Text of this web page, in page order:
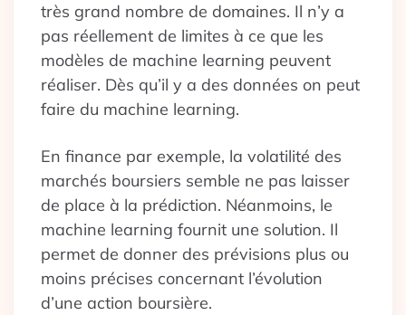
très grand nombre de domaines. Il n’y a
pas réellement de limites à ce que les
modèles de machine learning peuvent
réaliser. Dès qu’il y a des données on peut
faire du machine learning.
En finance par exemple, la volatilité des
marchés boursiers semble ne pas laisser
de place à la prédiction. Néanmoins, le
machine learning fournit une solution. Il
permet de donner des prévisions plus ou
moins précises concernant l’évolution
d’une action boursière.